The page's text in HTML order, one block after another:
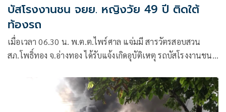
บัสโรงงานชน จยย. หญิงวัย 49 ปี ติดใต้
ท้องรถ
เมื่อเวลา 06.30 น. พ.ต.ต.ไพร์ศาล แจ่มมี สารวัตรสอบสวน
สภ.โพธิ์ทอง จ.อ่างทอง ได้รับแจ้งเกิดอุบัติเหตุ รถบัสโรงงานชน
อ.โพธิ์ทอง จ.อ่างทอง